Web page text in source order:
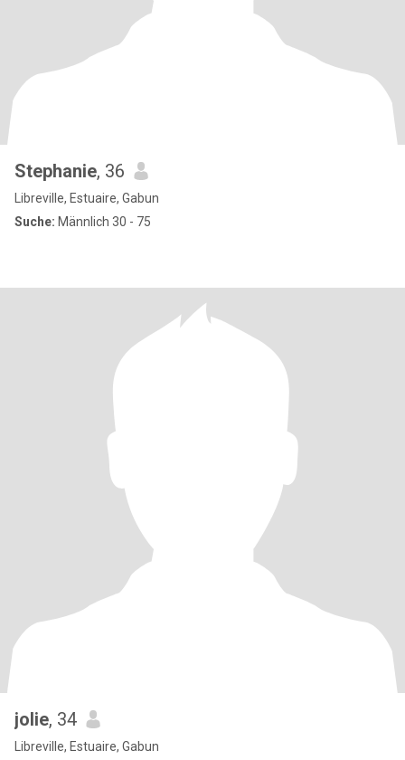
Stephanie, 36
Libreville, Estuaire, Gabun
Suche: Männlich 30 - 75
jolie, 34
Libreville, Estuaire, Gabun